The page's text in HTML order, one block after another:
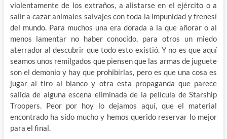
violentamente de los extraños, a alistarse en el ejército o a
salir a cazar animales salvajes con toda la impunidad y frenesí
del mundo. Para muchos una era dorada a la que añorar o al
menos lamentar no haber conocido, para otros un miedo
aterrador al descubrir que todo esto existió. Y no es que aquí
seamos unos remilgados que piensen que las armas de juguete
son el demonio y hay que prohibirlas, pero es que una cosa es
jugar al tiro al blanco y otra esta propaganda que parece
salida de alguna escena eliminada de la película de Starship
Troopers. Peor por hoy lo dejamos aquí, que el material
encontrado ha sido mucho y hemos querido reservar lo mejor
para el final.